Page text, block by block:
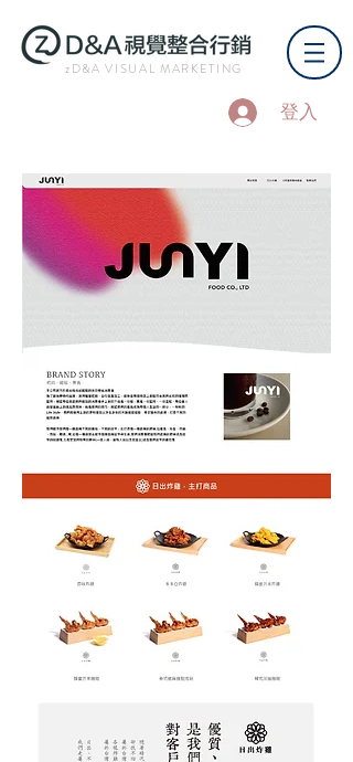
zD&A VISUAL MARKETING
登入